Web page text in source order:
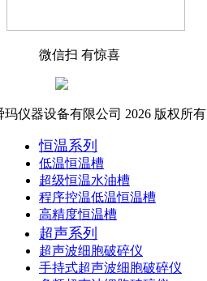
微信扫 有惊喜
玛仪器设备有限公司 2026 版权所有
恒温系列
低温恒温槽
超级恒温水油槽
程序控温低温恒温槽
高精度恒温槽
超声系列
超声波细胞破碎仪
手持式超声波细胞破碎仪